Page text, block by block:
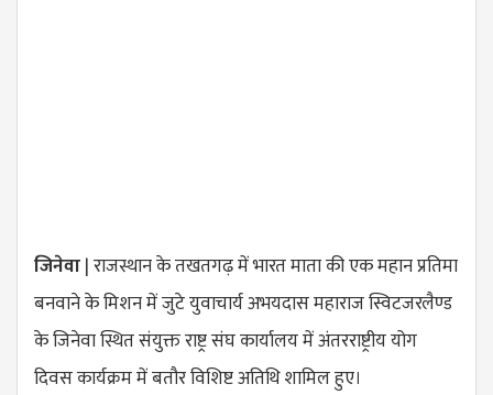
जिनेवा| राजस्थान के तखतगढ़ में भारत माता की एक महान प्रतिमा
बनवाने के मिशन में जुटे युवाचार्य अभयदास महाराज स्विटजरलैण्ड
के जिनेवा स्थित संयुक्त राष्ट्र संघ कार्यालय में अंतरराष्ट्रीय योग
दिवस कार्यक्रम में बतौर विशिष्ट अतिथि शामिल हुए।